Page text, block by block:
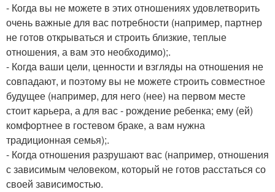
- Когда вы не можете в этих отношениях удовлетворить
очень важные для вас потребности (например, партнер
не готов открываться и строить близкие, теплые
отношения, а вам это необходимо);.
- Когда ваши цели, ценности и взгляды на отношения не
совпадают, и поэтому вы не можете строить совместное
будущее (например, для него (нее) на первом месте
стоит карьера, а для вас - рождение ребенка; ему (ей)
комфортнее в гостевом браке, а вам нужна
традиционная семья);.
- Когда отношения разрушают вас (например, отношения
с зависимым человеком, который не готов расстаться со
своей зависимостью.